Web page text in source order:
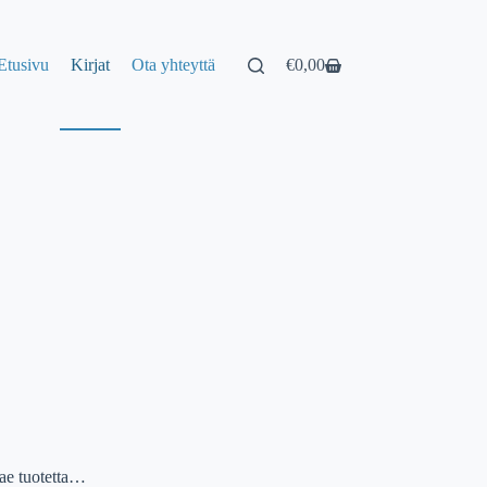
Kirjat Ota yhteyttä
Shopping
€0,00
tuotetta…